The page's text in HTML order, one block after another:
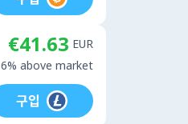
€41.63 EUR
6% above market
구입